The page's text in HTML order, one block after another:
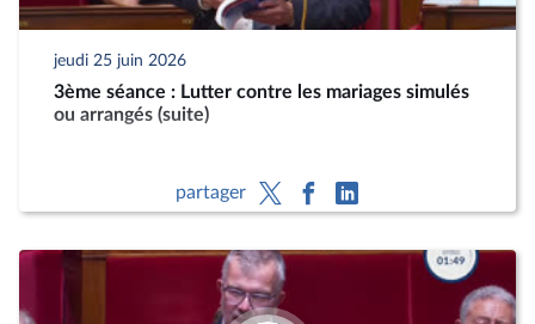
jeudi 25 juin 2026
3ème séance : Lutter contre les mariages simulés
ou arrangés (suite)
partager